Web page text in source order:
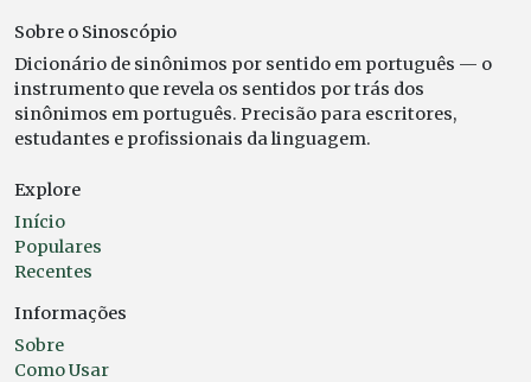
Sobre o Sinoscópio
Dicionário de sinônimos por sentido em português — o
instrumento que revela os sentidos por trás dos
sinônimos em português. Precisão para escritores,
estudantes e profissionais da linguagem.
Explore
Início
Populares
Recentes
Informações
Sobre
Como Usar